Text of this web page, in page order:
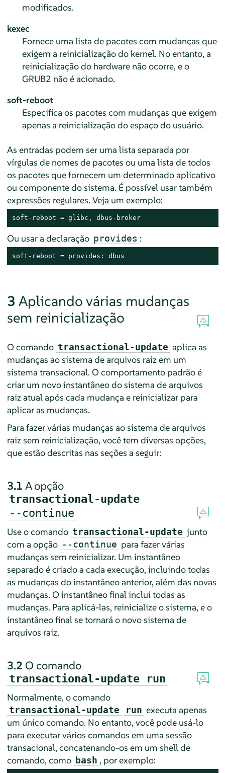
modificados.
kexec
Fornece uma lista de pacotes com mudanças que
exigem a reinicialização do kernel. No entanto, a
reinicialização do hardware não ocorre, e o
GRUB2 não é acionado.
soft-reboot
Especifica os pacotes com mudanças que exigem
apenas a reinicialização do espaço do usuário.
As entradas podem ser uma lista separada por
vírgulas de nomes de pacotes ou uma lista de todos
os pacotes que fornecem um determinado aplicativo
ou componente do sistema. É possível usar também
expressões regulares. Veja um exemplo:
soft-reboot = glibc, dbus-broker
Ou usar a declaração provides :
soft-reboot = provides: dbus
3 Aplicando várias mudanças
sem reinicialização
O comando transactional-update aplica as
mudanças ao sistema de arquivos raiz em um
sistema transacional. O comportamento padrão é
criar um novo instantâneo do sistema de arquivos
raiz atual após cada mudança e reinicializar para
aplicar as mudanças.
Para fazer várias mudanças ao sistema de arquivos
raiz sem reinicialização, você tem diversas opções,
que estão descritas nas seções a seguir:
3.1 A opção
transactional-update
--continue
Use o comando transactional-update junto
com a opção --continue para fazer várias
mudanças sem reinicializar. Um instantâneo
separado é criado a cada execução, incluindo todas
as mudanças do instantâneo anterior, além das novas
mudanças. O instantâneo final inclui todas as
mudanças. Para aplicá-las, reinicialize o sistema, e o
instantâneo final se tornará o novo sistema de
arquivos raiz.
3.2 O comando
transactional-update run
Normalmente, o comando
transactional-update run executa apenas
um único comando. No entanto, você pode usá-lo
para executar vários comandos em uma sessão
transacional, concatenando-os em um shell de
comando, como bash , por exemplo: